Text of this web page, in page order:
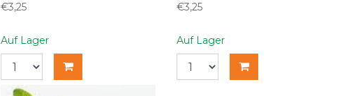
€3,25
Auf Lager
€3,25
Auf Lager